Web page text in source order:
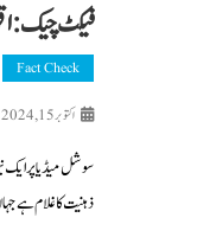
فیکٹ چیک :
Fact Check
اکتوبر 15, 2024
سوشل میڈیا پر ایک
ذہنیت کا غلام ہے